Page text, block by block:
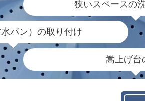
狭いスペースの
パン）の取り付け
嵩上げ台